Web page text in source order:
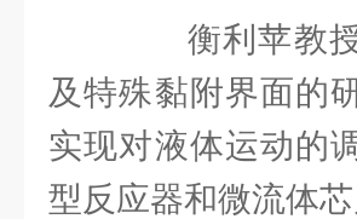
衡利苹教授
及特殊黏附界面的
实现对液体运动的
型反应器和微流体